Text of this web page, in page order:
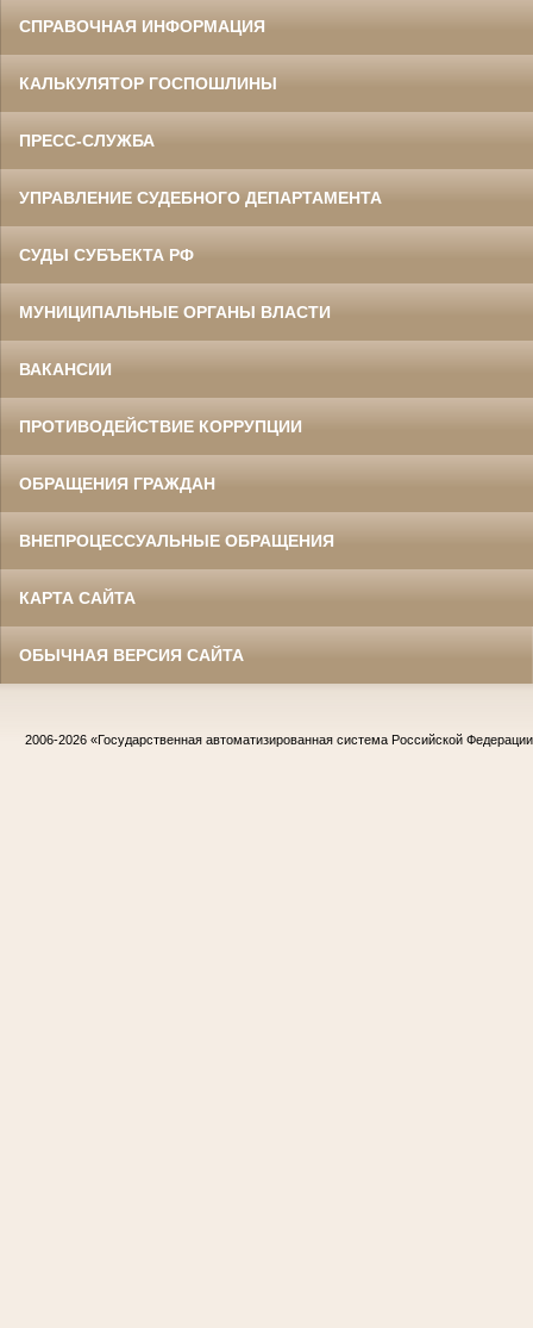
СПРАВОЧНАЯ ИНФОРМАЦИЯ
КАЛЬКУЛЯТОР ГОСПОШЛИНЫ
ПРЕСС-СЛУЖБА
УПРАВЛЕНИЕ СУДЕБНОГО ДЕПАРТАМЕНТА
СУДЫ СУБЪЕКТА РФ
МУНИЦИПАЛЬНЫЕ ОРГАНЫ ВЛАСТИ
ВАКАНСИИ
ПРОТИВОДЕЙСТВИЕ КОРРУПЦИИ
ОБРАЩЕНИЯ ГРАЖДАН
ВНЕПРОЦЕССУАЛЬНЫЕ ОБРАЩЕНИЯ
КАРТА САЙТА
ОБЫЧНАЯ ВЕРСИЯ САЙТА
2006-2026 «Государственная автоматизированная система Российской